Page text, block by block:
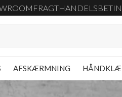
FRAGT
AFSKÆRMNING